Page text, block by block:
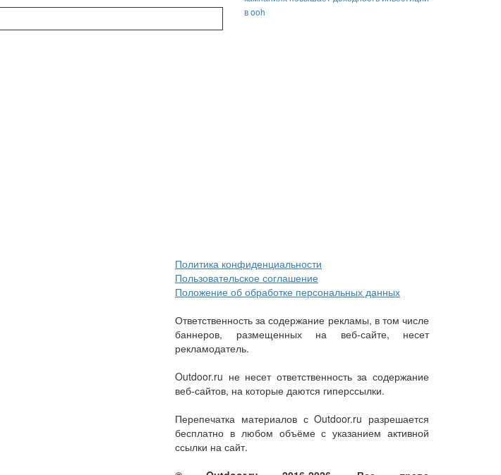
в ooh
Политика конфиденциальности
Пользовательское соглашение
Положение об обработке персональных данных
Ответственность за содержание рекламы, в том числе
баннеров, размещенных на веб-сайте, несет
рекламодатель.
Outdoor.ru не несет ответственность за содержание
веб-сайтов, на которые даются гиперссылки.
Перепечатка материалов с Outdoor.ru разрешается
бесплатно в любом объёме с указанием активной
ссылки на сайт.